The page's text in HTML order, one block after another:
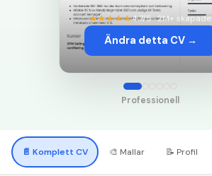
★★★★★4.7/5 · 2M+ skapade
Ändra detta CV →
Professionell
📄 Komplett CV 🎨 Mallar 📝 Profil